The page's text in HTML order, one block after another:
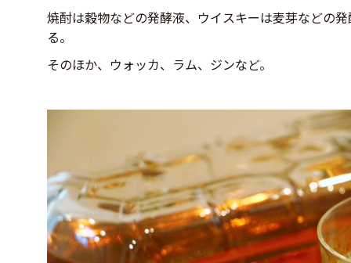
焼酎は穀物などの発酵液、ウイスキーは麦芽などの
る。
そのほか、ウォッカ、ラム、ジンなど。